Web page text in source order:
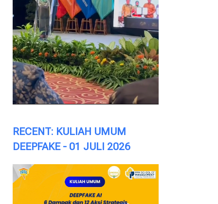
RECENT: KULIAH UMUM
DEEPFAKE - 01 JULI 2026